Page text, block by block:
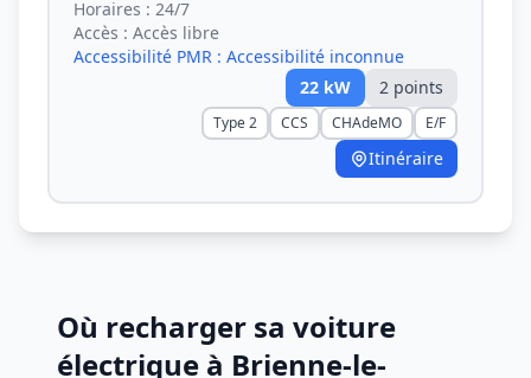
Horaires : 24/7
Accès : Accès libre
Accessibilité PMR : Accessibilité inconnue
22 kW 2 points
Type 2 CCS CHAdeMO E/F
Itinéraire
Où recharger sa voiture
électrique à Brienne-le-